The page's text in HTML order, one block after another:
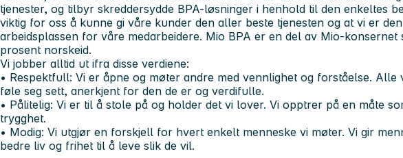
tjenester, og tilbyr skreddersydde BPA-løsninger i henhold til den enkeltes
viktig for oss å kunne gi våre kunder den aller beste tjenesten og at vi er
arbeidsplassen for våre medarbeidere. Mio BPA er en del av Mio-konsernet
prosent norskeid.
Vi jobber alltid ut ifra disse verdiene:
• Respektfull: Vi er åpne og møter andre med vennlighet og forståelse. Alle
føle seg sett, anerkjent for den de er og verdifulle.
• Pålitelig: Vi er til å stole på og holder det vi lover. Vi opptrer på en måte
trygghet.
• Modig: Vi utgjør en forskjell for hvert enkelt menneske vi møter. Vi gir
bedre liv og frihet til å leve slik de vil.